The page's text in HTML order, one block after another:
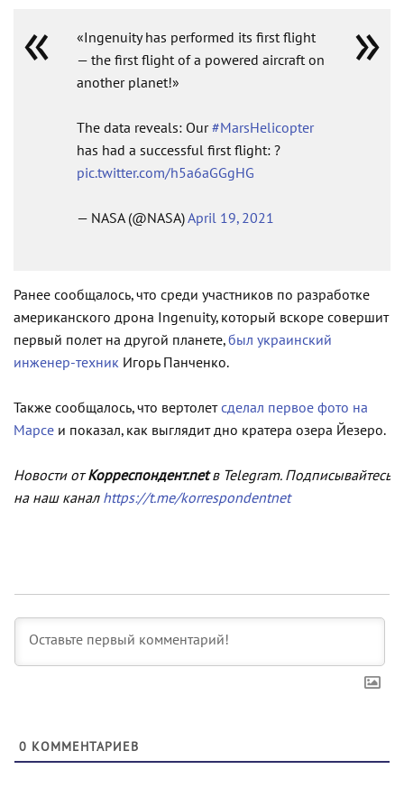
«Ingenuity has performed its first flight
— the first flight of a powered aircraft on
another planet!»
The data reveals: Our#MarsHelicopter
has had a successful first flight: ?
pic.twitter.com/h5a6aGGgHG
— NASA (@NASA)April 19, 2021
Ранее сообщалось, что среди участников по разработке
американского дрона Ingenuity, который вскоре совершит
первый полет на другой планете,был украинский
инженер-техник Игорь Панченко.
Также сообщалось, что вертолетсделал первое фото на
Марсе и показал, как выглядит дно кратера озера Йезеро.
Новости отКорреспондент.netв Telegram. Подписывайтесь
на наш канал https://t.me/korrespondentnet
0 КОММЕНТАРИЕВ